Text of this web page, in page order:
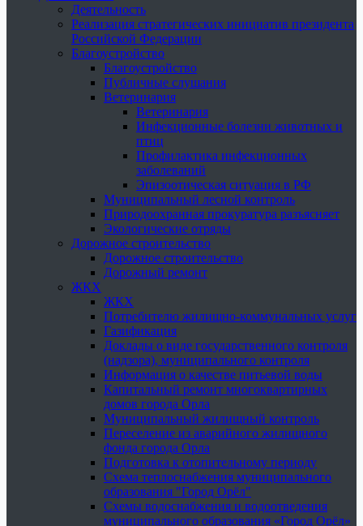
Деятельность
Реализация стратегических инициатив президента
Российской Федерации
Благоустройство
Благоустройство
Публичные слушания
Ветеринария
Ветеринария
Инфекционные болезни животных и
птиц
Профилактика инфекционных
заболеваний
Эпизоотическая ситуация в РФ
Муниципальный лесной контроль
Природоохранная прокуратура разъясняет
Экологические отряды
Дорожное строительство
Дорожное строительство
Дорожный ремонт
ЖКХ
ЖКХ
Потребителю жилищно-коммунальных услуг
Газификация
Доклады о виде государственного контроля
(надзора), муниципального контроля
Информация о качестве питьевой воды
Капитальный ремонт многоквартирных
домов города Орла
Муниципальный жилищный контроль
Переселение из аварийного жилищного
фонда города Орла
Подготовка к отопительному периоду
Схема теплоснабжения муниципального
образования "Город Орёл"
Схемы водоснабжения и водоотведения
муниципального образования «Город Орёл»